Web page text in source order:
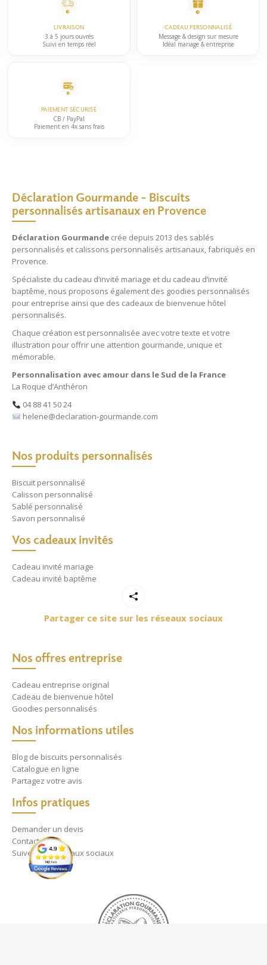
LIVRAISON
3 à 5 jours ouvrés
Suivi en temps réel
CADEAU PERSONNALISÉ
Message & design sur mesure
Idéal mariage & entreprise
PAIEMENT SÉCURISÉ
CB / PayPal
Paiement en 4x sans frais
Déclaration Gourmande – Biscuits
personnalisés artisanaux en Provence
Déclaration Gourmande crée depuis 2013 des sablés
personnalisés et calissons personnalisés artisanaux, fabriqués en
Provence.
Spécialiste du cadeau d’invité mariage et du cadeau d’invité
baptême, nous proposons également des goodies personnalisés
pour entreprise ainsi que des cadeaux de bienvenue hôtel
personnalisés.
Chaque création est personnalisée avec votre texte et votre
illustration pour offrir une attention gourmande, unique et
mémorable.
Personnalisation avec amour dans le Sud de la France
La Roque d’Anthéron
04 88 41 50 24
helene@declaration-gourmande.com
Nos produits personnalisés
Biscuit personnalisé
Calisson personnalisé
Sablé personnalisé
Savon personnalisé
Vos cadeaux invités
Cadeau invité mariage
Cadeau invité baptême
Partager ce site sur les réseaux sociaux
Nos offres entreprise
Cadeau entreprise original
Cadeau de bienvenue hôtel
Goodies personnalisés
Nos informations utiles
Blog de biscuits personnalisés
Catalogue en ligne
Partagez votre avis
Infos pratiques
Demander un devis
Contact
Suivez nos réseaux sociaux